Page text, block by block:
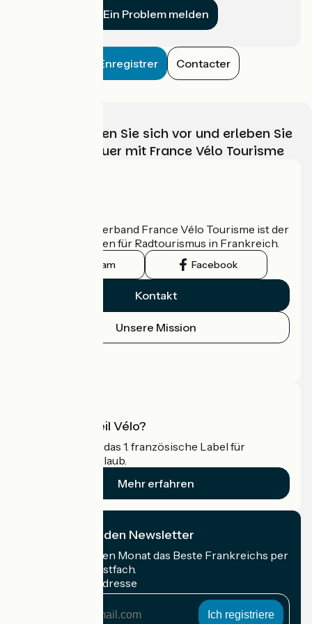
Ein Problem melden
Enregistrer Contacter
Wählen, bereiten Sie sich vor und erleben Sie
Ihr Radabenteuer mit France Vélo Tourisme
Der nationale Verband France Vélo Tourisme ist der
offizielle Leitfaden für Radtourismus in Frankreich.
Instagram Facebook
Kontakt
Unsere Mission
Was ist Accueil Vélo?
Accueil Vélo ist das 1. französische Label für
Radfahrer im Urlaub.
Mehr erfahren
Ich abonniere den Newsletter
Erhalten Sie jeden Monat das Beste Frankreichs per
Rad in Ihrem Postfach.
Meine E-Mail-Adresse